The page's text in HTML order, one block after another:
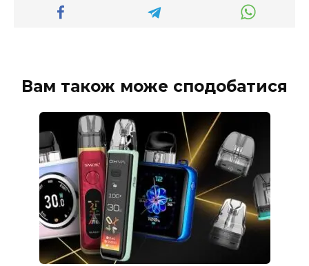
Вам також може сподобатися